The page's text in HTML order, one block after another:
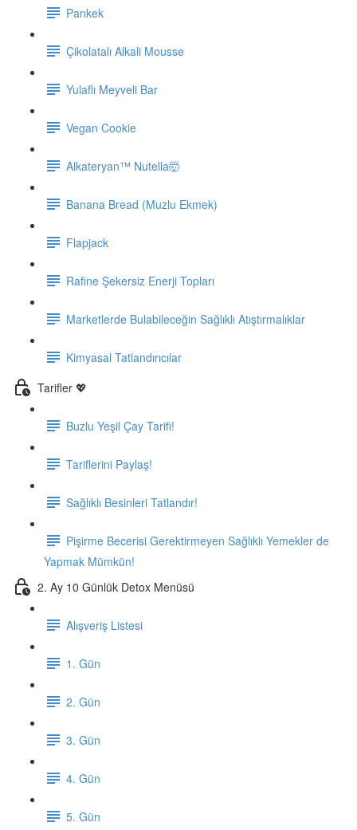
Pankek
Çikolatalı Alkali Mousse
Yulaflı Meyveli Bar
Vegan Cookie
Alkateryan™ Nutella🤯
Banana Bread (Muzlu Ekmek)
Flapjack
Rafine Şekersiz Enerji Topları
Marketlerde Bulabileceğin Sağlıklı Atıştırmalıklar
Kimyasal Tatlandırıcılar
Tarifler 💖
Buzlu Yeşil Çay Tarifi!
Tariflerini Paylaş!
Sağlıklı Besinleri Tatlandır!
Pişirme Becerisi Gerektirmeyen Sağlıklı Yemekler de
Yapmak Mümkün!
2. Ay 10 Günlük Detox Menüsü
Alışveriş Listesi
1. Gün
2. Gün
3. Gün
4. Gün
5. Gün